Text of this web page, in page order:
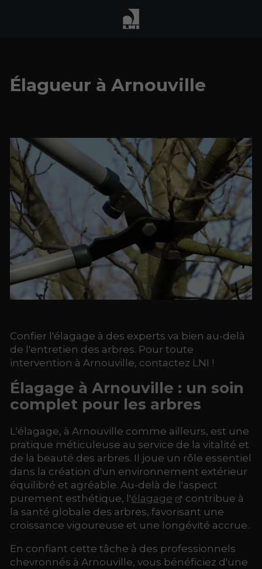
Élagueur à Arnouville
Confier l'élagage à des experts va bien au-delà
de l'entretien des arbres. Pour toute
intervention à Arnouville, contactez LNI !
Élagage à Arnouville : un soin
complet pour les arbres
L'élagage, à Arnouville comme ailleurs, est une
pratique méticuleuse au service de la vitalité et
de la beauté des arbres. Il joue un rôle essentiel
dans la création d'un environnement extérieur
équilibré et agréable. Au-delà de l'aspect
purement esthétique, l'élagage
contribue à
la santé globale des arbres, favorisant une
croissance vigoureuse et une longévité accrue.
En confiant cette tâche à des professionnels
chevronnés à Arnouville, vous bénéficiez d'une